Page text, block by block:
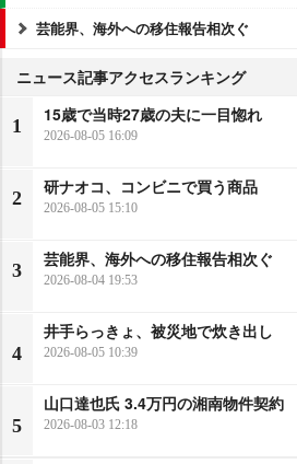
芸能界、海外への移住報告相次ぐ
ニュース記事アクセスランキング
1
15歳で当時27歳の夫に一目惚れ
2026-08-05 16:09
2
研ナオコ、コンビニで買う商品
2026-08-05 15:10
3
芸能界、海外への移住報告相次ぐ
2026-08-04 19:53
4
井手らっきょ、被災地で炊き出し
2026-08-05 10:39
5
山口達也氏 3.4万円の湘南物件契約
2026-08-03 12:18